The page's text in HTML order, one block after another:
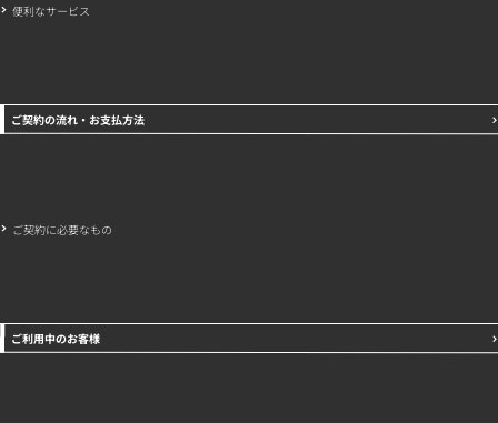
便利なサービス
ご契約の流れ・お支払方法
ご契約に必要なもの
ご利用中のお客様